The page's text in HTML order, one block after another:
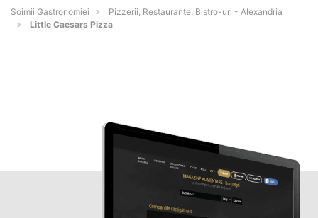
Șoimii Gastronomiei
Pizzerii, Restaurante, Bistro-uri - Alexandria
Little Caesars Pizza